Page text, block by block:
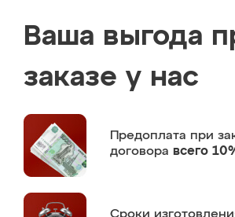
Ваша выгода
заказе у нас
Предоплата при
договора всего
Сроки